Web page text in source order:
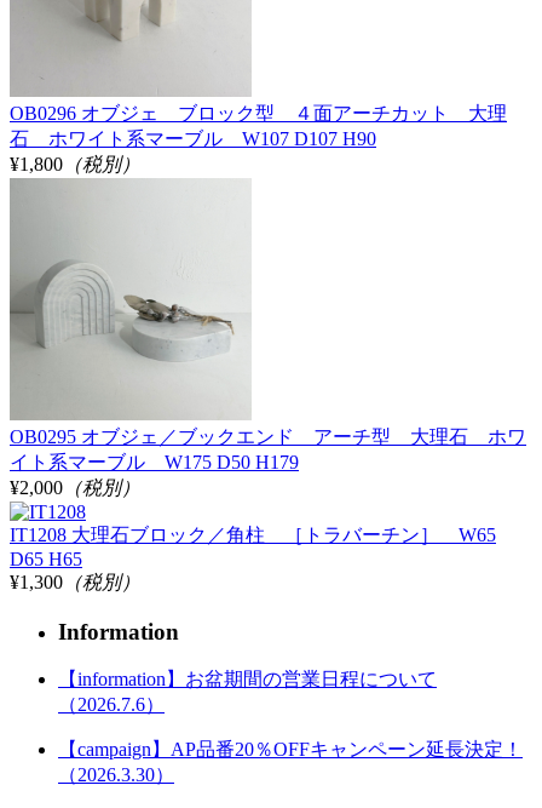
OB0296 オブジェ ブロック型 ４面アーチカット 大理
石 ホワイト系マーブル W107 D107 H90
¥1,800 （税別）
OB0295 オブジェ／ブックエンド アーチ型 大理石 ホワ
イト系マーブル W175 D50 H179
¥2,000 （税別）
IT1208 大理石ブロック／角柱 ［トラバーチン］ W65
D65 H65
¥1,300 （税別）
Information
【information】お盆期間の営業日程について
（2026.7.6）
【campaign】AP品番20％OFFキャンペーン延長決定！
（2026.3.30）